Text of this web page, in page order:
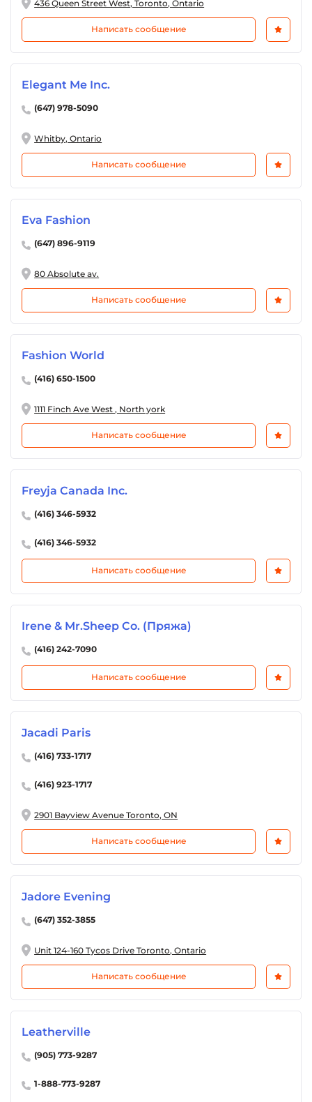
436 Queen Street West, Toronto, Ontario
Написать сообщение
Elegant Me Inc.
(647) 978-5090
Whitby, Ontario
Написать сообщение
Eva Fashion
(647) 896-9119
80 Absolute av.
Написать сообщение
Fashion World
(416) 650-1500
1111 Finch Ave West , North york
Написать сообщение
Freyja Canada Inc.
(416) 346-5932
(416) 346-5932
Написать сообщение
Irene & Mr.Sheep Co. (Пряжа)
(416) 242-7090
Написать сообщение
Jacadi Paris
(416) 733-1717
(416) 923-1717
2901 Bayview Avenue Toronto, ON
Написать сообщение
Jadore Evening
(647) 352-3855
Unit 124-160 Tycos Drive Toronto, Ontario
Написать сообщение
Leatherville
(905) 773-9287
1-888-773-9287